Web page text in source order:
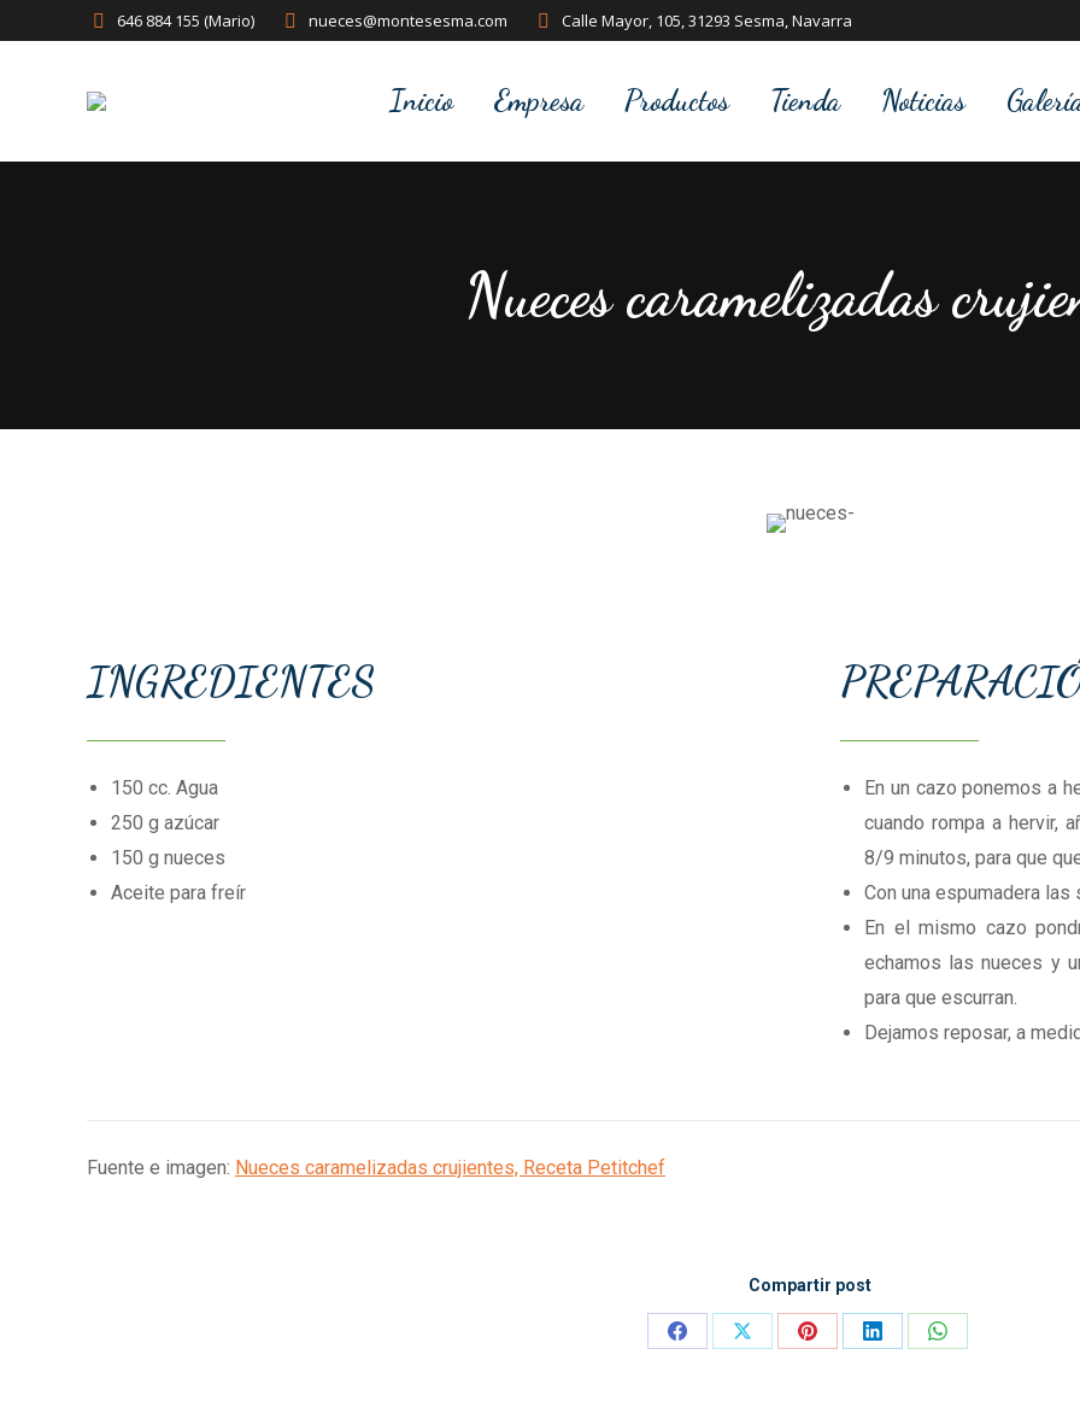
646 884 155 (Mario) nueces@montesesma.com Calle Mayor, 105, 31293 Sesma, Navarra
Inicio Empresa Productos Tienda Noticias
Nueces caramelizadas
INGREDIENTES
150 cc. Agua
250 g azúcar
150 g nueces
Aceite para freír
En un cazo ponemos a
cuando rompa a hervir,
8/9 minutos, para que
Con una espumadera las
En el mismo cazo
echamos las nueces y
para que escurran.
Dejamos reposar, a
Fuente e imagen: Nueces caramelizadas crujientes, Receta Petitchef
Compartir post
CompartirCompartirCompartirCompartirCompartir